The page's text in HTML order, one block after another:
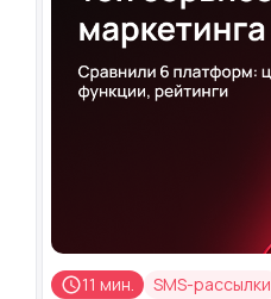
11 мин. SMS-рассылки